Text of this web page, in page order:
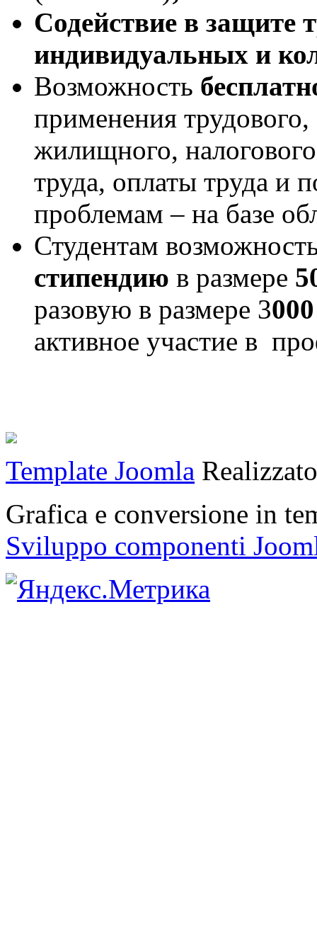
Содействие в защите
индивидуальных и
Возможность
применения
жилищного,
труда, оплаты труда и
проблемам – на базе
Студентам
стипендию в размере
разовую в размере 3
активное участие в
Template Joomla
Grafica e conversione in
Sviluppo componenti